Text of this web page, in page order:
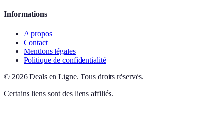
Informations
A propos
Contact
Mentions légales
Politique de confidentialité
© 2026 Deals en Ligne. Tous droits réservés.
Certains liens sont des liens affiliés.